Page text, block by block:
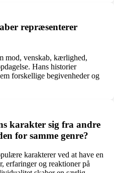
repræsenterer
mod, venskab, kærlighed,
Hans historier
forskellige begivenheder og
karakter sig fra andre
for samme genre?
karakterer ved at have en
erfaringer og reaktioner på